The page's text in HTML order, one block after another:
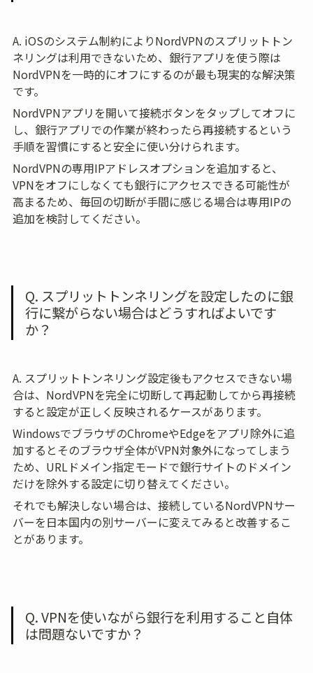
A. iOSのシステム制約によりNordVPNのスプリットトン
ネリングは利用できないため、銀行アプリを使う際は
NordVPNを一時的にオフにするのが最も現実的な解決策
です。
NordVPNアプリを開いて接続ボタンをタップしてオフに
し、銀行アプリでの作業が終わったら再接続するという
手順を習慣にすると安全に使い分けられます。
NordVPNの専用IPアドレスオプションを追加すると、
VPNをオフにしなくても銀行にアクセスできる可能性が
高まるため、毎回の切断が手間に感じる場合は専用IPの
追加を検討してください。
Q. スプリットトンネリングを設定したのに銀
行に繋がらない場合はどうすればよいです
か？
A. スプリットトンネリング設定後もアクセスできない場
合は、NordVPNを完全に切断して再起動してから再接続
すると設定が正しく反映されるケースがあります。
WindowsでブラウザのChromeやEdgeをアプリ除外に追
加するとそのブラウザ全体がVPN対象外になってしまう
ため、URLドメイン指定モードで銀行サイトのドメイン
だけを除外する設定に切り替えてください。
それでも解決しない場合は、接続しているNordVPNサー
バーを日本国内の別サーバーに変えてみると改善するこ
とがあります。
Q. VPNを使いながら銀行を利用すること自体
は問題ないですか？